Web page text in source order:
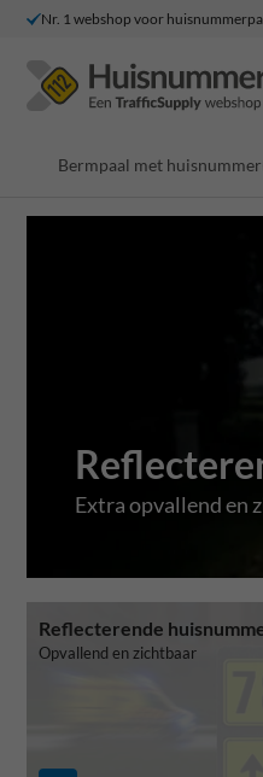
Nr. 1 webshop voor
Bermpaal met
Extra opvallend en
Reflecterende
Opvallend en zichtbaar